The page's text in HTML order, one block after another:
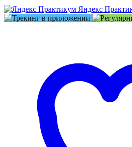
Яндекс